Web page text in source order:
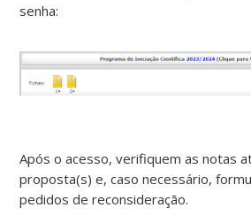
senha:
Após o acesso, verifiquem as notas
proposta(s) e, caso necessário,
pedidos de reconsideração.